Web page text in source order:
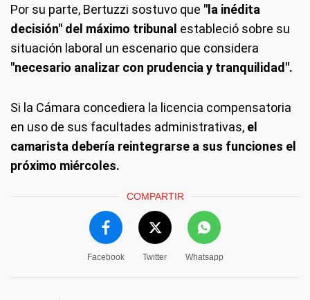
Por su parte, Bertuzzi sostuvo que "la inédita
decisión" del máximo tribunal estableció sobre su
situación laboral un escenario que considera
"necesario analizar con prudencia y tranquilidad".
Si la Cámara concediera la licencia compensatoria
en uso de sus facultades administrativas, el
camarista debería reintegrarse a sus funciones el
próximo miércoles.
COMPARTIR
Facebook Twitter Whatsapp